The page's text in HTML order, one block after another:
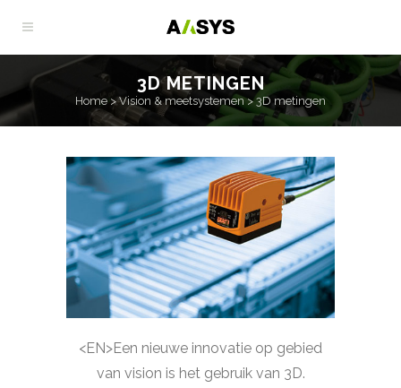
3D METINGEN
Home>Vision & meetsystemen>3D metingen
<EN>Een nieuwe innovatie op gebied
van vision is het gebruik van 3D.